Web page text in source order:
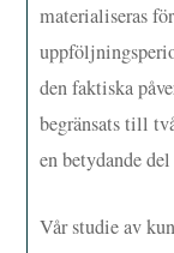
materialiseras
den faktiska
begränsats till
en betydande
Vår studie av